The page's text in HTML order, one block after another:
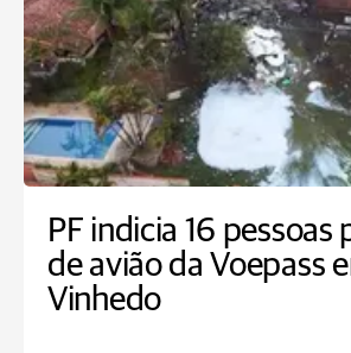
PF indicia 16 pessoas
de avião da Voepass
Vinhedo